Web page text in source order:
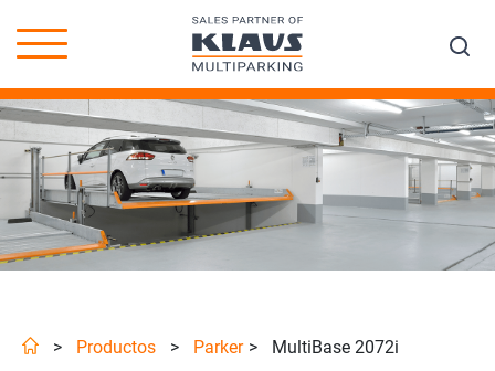
> Productos > Parker > MultiBase 2072i